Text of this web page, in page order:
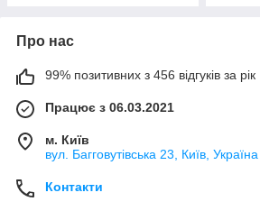
Про нас
99% позитивних з 456 відгуків за рік
Працює з 06.03.2021
м. Київ
вул. Багговутівська 23, Київ, Україна
Контакти